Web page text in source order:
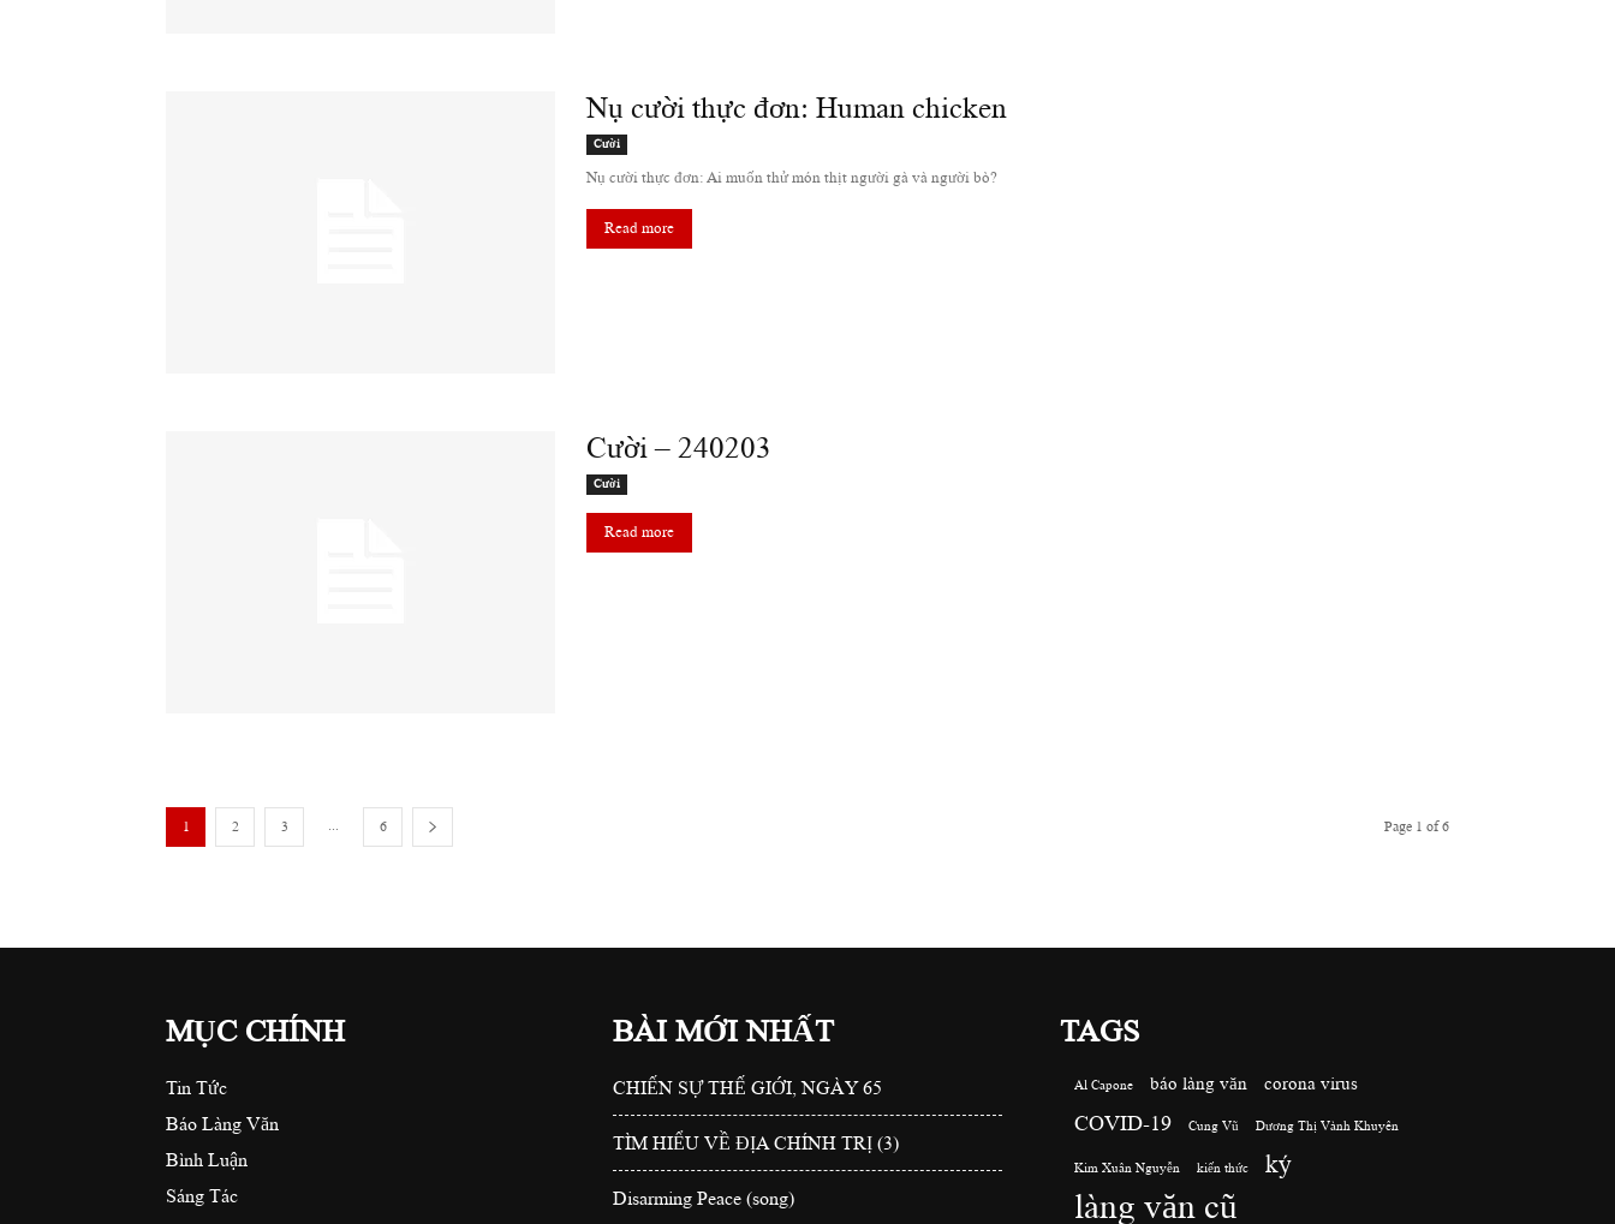
Nụ cười thực đơn: Human chicken
Cười
Nụ cười thực đơn: Ai muốn thử món thịt người gà và người bò?
Read more
Cười – 240203
Cười
Read more
1 2 3 ... 6 Page 1 of 6
MỤC CHÍNH
Tin Tức
Báo Làng Văn
Bình Luận
Sáng Tác
BÀI MỚI NHẤT
CHIẾN SỰ THẾ GIỚI, NGÀY 65
TÌM HIỂU VỀ ĐỊA CHÍNH TRỊ (3)
Disarming Peace (song)
TAGS
Al Capone báo làng văn corona virus
COVID-19 Cung Vũ Dương Thị Vành Khuyên
Kim Xuân Nguyễn kiến thức ký
làng văn cũ